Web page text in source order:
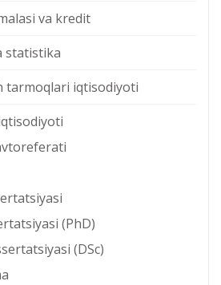
va kredit
statistika
tarmoqlari iqtisodiyoti
(PhD)
(DSc)